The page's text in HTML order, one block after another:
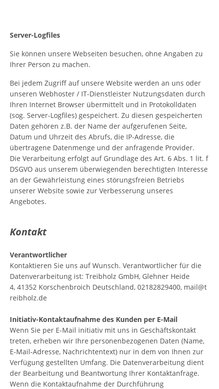
Server-Logfiles
Sie können unsere Webseiten besuchen, ohne Angaben zu
Ihrer Person zu machen.
Bei jedem Zugriff auf unsere Website werden an uns oder
unseren Webhoster / IT-Dienstleister Nutzungsdaten durch
Ihren Internet Browser übermittelt und in Protokolldaten
(sog. Server-Logfiles) gespeichert. Zu diesen gespeicherten
Daten gehören z.B. der Name der aufgerufenen Seite,
Datum und Uhrzeit des Abrufs, die IP-Adresse, die
übertragene Datenmenge und der anfragende Provider.
Die Verarbeitung erfolgt auf Grundlage des Art. 6 Abs. 1 lit. f
DSGVO aus unserem überwiegenden berechtigten Interesse
an der Gewährleistung eines störungsfreien Betriebs
unserer Website sowie zur Verbesserung unseres
Angebotes.
Kontakt
Verantwortlicher
Kontaktieren Sie uns auf Wunsch. Verantwortlicher für die
Datenverarbeitung ist: Treibholz GmbH, Glehner Heide
4, 41352 Korschenbroich Deutschland, 02182829400, mail@t
reibholz.de
Initiativ-Kontaktaufnahme des Kunden per E-Mail
Wenn Sie per E-Mail initiativ mit uns in Geschäftskontakt
treten, erheben wir Ihre personenbezogenen Daten (Name,
E-Mail-Adresse, Nachrichtentext) nur in dem von Ihnen zur
Verfügung gestellten Umfang. Die Datenverarbeitung dient
der Bearbeitung und Beantwortung Ihrer Kontaktanfrage.
Wenn die Kontaktaufnahme der Durchführung